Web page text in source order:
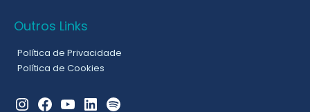
Outros Links
Política de Privacidade
Política de Cookies
Instagram
FacebookYouTubeLinkedInSpotify